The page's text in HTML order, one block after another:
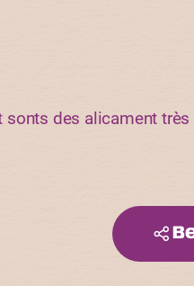
sonts des alicament